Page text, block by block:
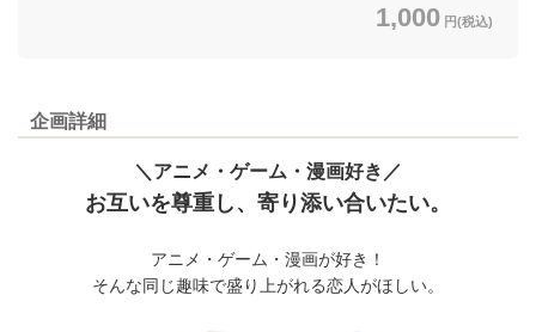
1,000 円(税込)
企画詳細
＼アニメ・ゲーム・漫画好き／
お互いを尊重し、寄り添い合いたい。
アニメ・ゲーム・漫画が好き！
そんな同じ趣味で盛り上がれる恋人がほしい。